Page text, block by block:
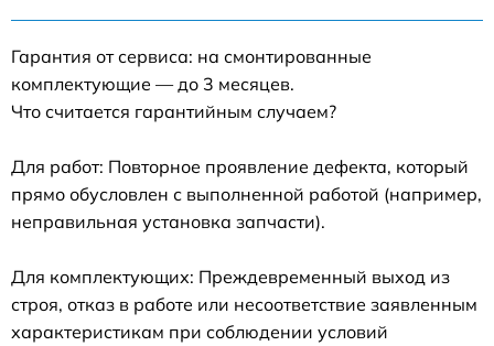
Гарантия от сервиса: на смонтированные
комплектующие — до 3 месяцев.
Что считается гарантийным случаем?
Для работ: Повторное проявление дефекта, который
прямо обусловлен с выполненной работой (например,
неправильная установка запчасти).
Для комплектующих: Преждевременный выход из
строя, отказ в работе или несоответствие заявленным
характеристикам при соблюдении условий